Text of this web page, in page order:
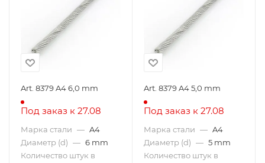
Art. 8379 A4 6,0 mm
Под заказ к 27.08
Марка стали — A4
Диаметр (d) — 6 mm
Количество штук в
Art. 8379 A4 5,0 mm
Под заказ к 27.08
Марка стали — A4
Диаметр (d) — 5 mm
Количество штук в